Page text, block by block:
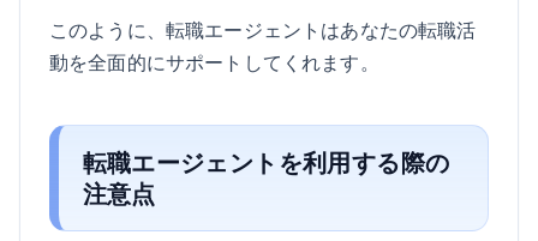
このように、転職エージェントはあなたの転職活
動を全面的にサポートしてくれます。
転職エージェントを利用する際の
注意点